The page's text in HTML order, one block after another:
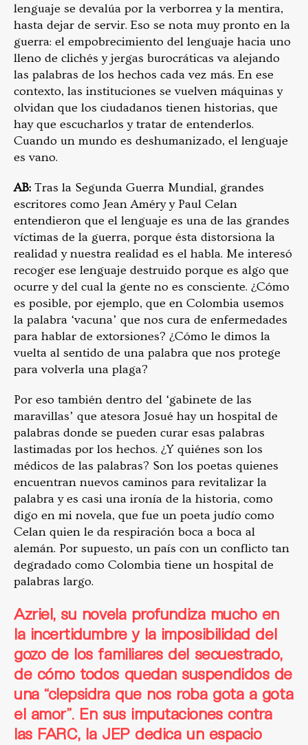
lenguaje se devalúa por la verborrea y la mentira,
hasta dejar de servir. Eso se nota muy pronto en la
guerra: el empobrecimiento del lenguaje hacia uno
lleno de clichés y jergas burocráticas va alejando
las palabras de los hechos cada vez más. En ese
contexto, las instituciones se vuelven máquinas y
olvidan que los ciudadanos tienen historias, que
hay que escucharlos y tratar de entenderlos.
Cuando un mundo es deshumanizado, el lenguaje
es vano.
AB: Tras la Segunda Guerra Mundial, grandes
escritores como Jean Améry y Paul Celan
entendieron que el lenguaje es una de las grandes
víctimas de la guerra, porque ésta distorsiona la
realidad y nuestra realidad es el habla. Me interesó
recoger ese lenguaje destruido porque es algo que
ocurre y del cual la gente no es consciente. ¿Cómo
es posible, por ejemplo, que en Colombia usemos
la palabra ‘vacuna’ que nos cura de enfermedades
para hablar de extorsiones? ¿Cómo le dimos la
vuelta al sentido de una palabra que nos protege
para volverla una plaga?
Por eso también dentro del ‘gabinete de las
maravillas’ que atesora Josué hay un hospital de
palabras donde se pueden curar esas palabras
lastimadas por los hechos. ¿Y quiénes son los
médicos de las palabras? Son los poetas quienes
encuentran nuevos caminos para revitalizar la
palabra y es casi una ironía de la historia, como
digo en mi novela, que fue un poeta judío como
Celan quien le da respiración boca a boca al
alemán. Por supuesto, un país con un conflicto tan
degradado como Colombia tiene un hospital de
palabras largo.
Azriel, su novela profundiza mucho en
la incertidumbre y la imposibilidad del
gozo de los familiares del secuestrado,
de cómo todos quedan suspendidos de
una “clepsidra que nos roba gota a gota
el amor”. En sus imputaciones contra
las FARC, la JEP dedica un espacio